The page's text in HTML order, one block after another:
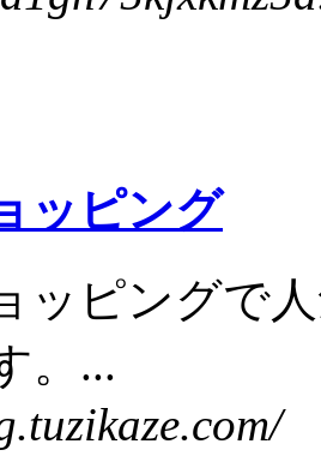
ッピング
ッピングで
。...